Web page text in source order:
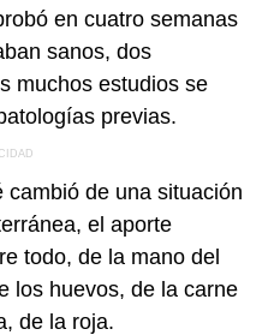
en cuatro semanas
sanos, dos
muchos estudios se
previas.
de una situación
el aporte
todo, de la mano del
los huevos, de la carne
de la roja.